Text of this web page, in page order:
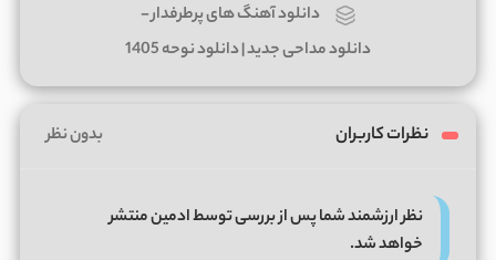
دانلود آهنگ های پرطرفدار-
دانلود مداحی جدید | دانلود نوحه 1405
نظرات کاربران بدون نظر
نظر ارزشمند شما پس از بررسی توسط ادمین منتشر
خواهد شد.